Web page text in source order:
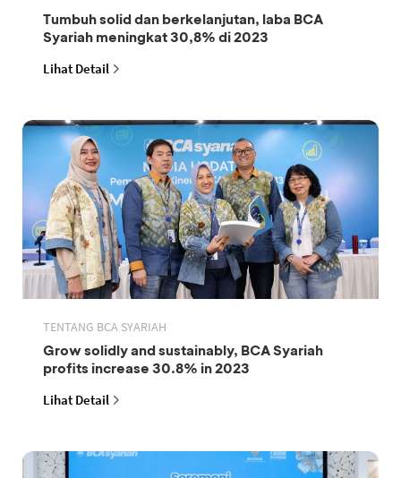
Tumbuh solid dan berkelanjutan, laba BCA
Syariah meningkat 30,8% di 2023
Lihat Detail
TENTANG BCA SYARIAH
Grow solidly and sustainably, BCA Syariah
profits increase 30.8% in 2023
Lihat Detail